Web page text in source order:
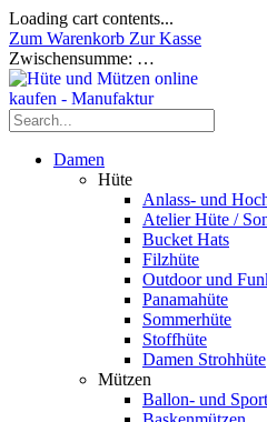
Loading cart contents...
Zum Warenkorb Zur Kasse
Zwischensumme: …
Damen
Hüte
Anlass- und
Atelier Hüte /
Bucket Hats
Filzhüte
Outdoor und
Panamahüte
Sommerhüte
Stoffhüte
Damen Strohhüte
Mützen
Ballon- und